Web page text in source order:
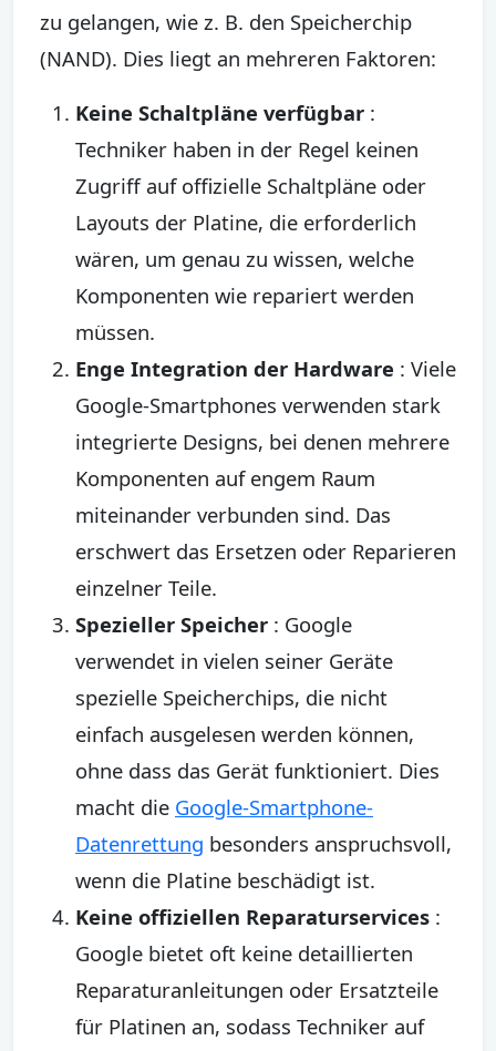
zu gelangen, wie z. B. den Speicherchip
(NAND). Dies liegt an mehreren Faktoren:
Keine Schaltpläne verfügbar :
Techniker haben in der Regel keinen
Zugriff auf offizielle Schaltpläne oder
Layouts der Platine, die erforderlich
wären, um genau zu wissen, welche
Komponenten wie repariert werden
müssen.
Enge Integration der Hardware : Viele
Google-Smartphones verwenden stark
integrierte Designs, bei denen mehrere
Komponenten auf engem Raum
miteinander verbunden sind. Das
erschwert das Ersetzen oder Reparieren
einzelner Teile.
Spezieller Speicher : Google
verwendet in vielen seiner Geräte
spezielle Speicherchips, die nicht
einfach ausgelesen werden können,
ohne dass das Gerät funktioniert. Dies
macht die Google-Smartphone-
Datenrettung besonders anspruchsvoll,
wenn die Platine beschädigt ist.
Keine offiziellen Reparaturservices :
Google bietet oft keine detaillierten
Reparaturanleitungen oder Ersatzteile
für Platinen an, sodass Techniker auf